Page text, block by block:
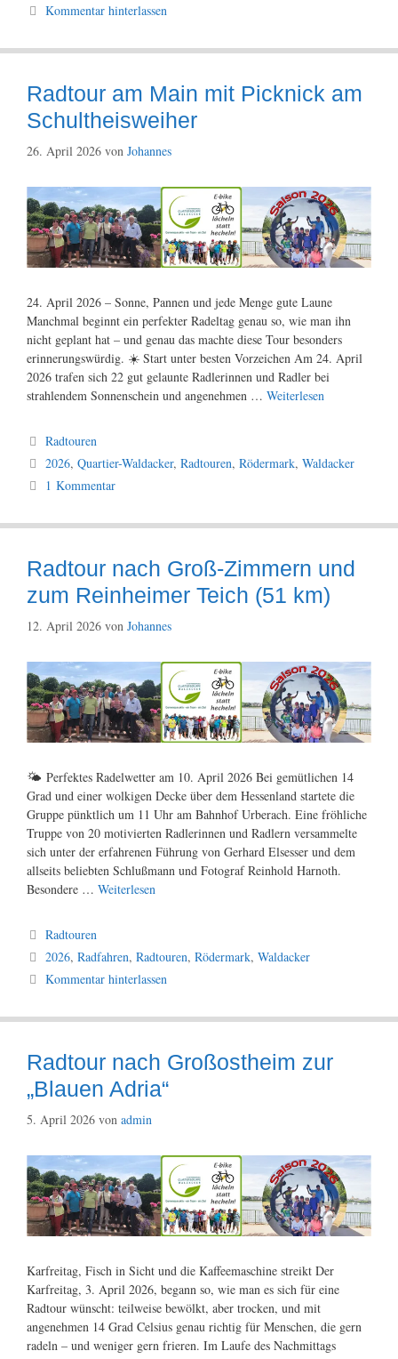
Kommentar hinterlassen
Radtour am Main mit Picknick am
Schultheisweiher
26. April 2026 von Johannes
24. April 2026 – Sonne, Pannen und jede Menge gute Laune
Manchmal beginnt ein perfekter Radeltag genau so, wie man ihn
nicht geplant hat – und genau das machte diese Tour besonders
erinnerungswürdig. ☀️ Start unter besten Vorzeichen Am 24. April
2026 trafen sich 22 gut gelaunte Radlerinnen und Radler bei
strahlendem Sonnenschein und angenehmen … Weiterlesen
Kategorien
Radtouren
Schlagwörter
2026,Quartier-Waldacker,Radtouren,Rödermark,Waldacker
1 Kommentar
Radtour nach Groß‑Zimmern und
zum Reinheimer Teich (51 km)
12. April 2026 von Johannes
🌤️ Perfektes Radelwetter am 10. April 2026 Bei gemütlichen 14
Grad und einer wolkigen Decke über dem Hessenland startete die
Gruppe pünktlich um 11 Uhr am Bahnhof Urberach. Eine fröhliche
Truppe von 20 motivierten Radlerinnen und Radlern versammelte
sich unter der erfahrenen Führung von Gerhard Elsesser und dem
allseits beliebten Schlußmann und Fotograf Reinhold Harnoth.
Besondere … Weiterlesen
Kategorien
Radtouren
Schlagwörter
2026,Radfahren,Radtouren,Rödermark,Waldacker
Kommentar hinterlassen
Radtour nach Großostheim zur
„Blauen Adria“
5. April 2026 von admin
Karfreitag, Fisch in Sicht und die Kaffeemaschine streikt Der
Karfreitag, 3. April 2026, begann so, wie man es sich für eine
Radtour wünscht: teilweise bewölkt, aber trocken, und mit
angenehmen 14 Grad Celsius genau richtig für Menschen, die gern
radeln – und weniger gern frieren. Im Laufe des Nachmittags